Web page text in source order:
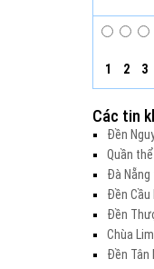
1 2 3
Các tin
Đền
Quần
Đà Nẵng
Đền Cầu
Đền
Chùa
Đền Tân